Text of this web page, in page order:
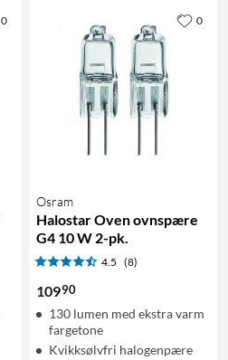
0
Osram
Halostar Oven ovnspære
G4 10 W 2-pk.
4.5 (8)
10990
130 lumen med ekstra varm
fargetone
Kvikksølvfri halogenpære
0